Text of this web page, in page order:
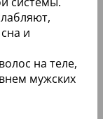
и
на теле,
мужских